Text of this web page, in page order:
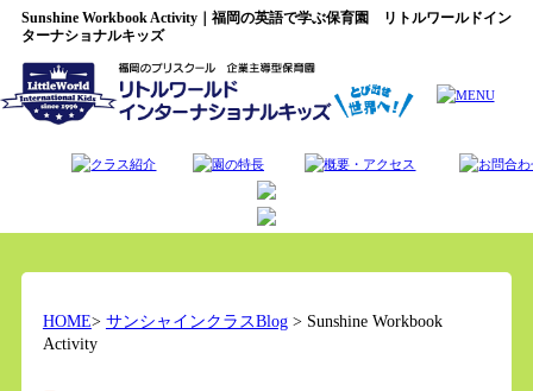
Sunshine Workbook Activity｜福岡の英語で学ぶ保育園 リトルワールドイン
ターナショナルキッズ
HOME> サンシャインクラスBlog> Sunshine Workbook
Activity